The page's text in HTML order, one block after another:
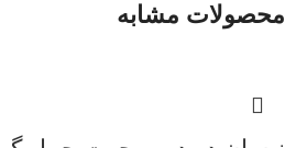
محصولات مشابه